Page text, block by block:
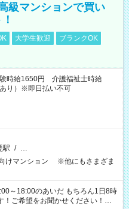
級マンションで買い
大学生歓迎
ブランクOK
時給1650円 介護福祉士時給
り）※即日払い不可
駅 / …
けマンション ※他にもさまざま
～18:00のあいだ もちろん1日8時
！ご希望をお聞かせください！★